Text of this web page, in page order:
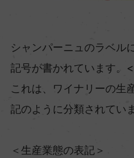
シャンパーニュのラベル
記号が書かれています
これは、ワイナリーの生
記のように分類されていま
＜生産業態の表記＞